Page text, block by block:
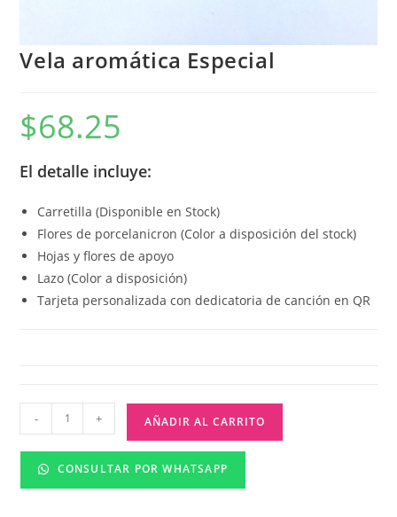
Vela aromática Especial
$68.25
El detalle incluye:
Carretilla (Disponible en Stock)
Flores de porcelanicron (Color a disposición del stock)
Hojas y flores de apoyo
Lazo (Color a disposición)
Tarjeta personalizada con dedicatoria de canción en QR
- + AÑADIR AL CARRITO
CONSULTAR POR WHATSAPP